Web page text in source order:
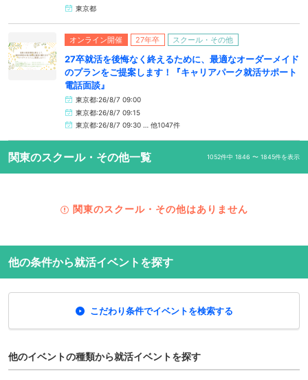
東京都
オンライン開催 27年卒 スクール・その他
27卒就活を後悔なく終えるために、最適なオーダーメイド
のプランをご提案します！『キャリアパーク就活サポート
電話面談』
東京都:26/8/7 09:00
東京都:26/8/7 09:15
東京都:26/8/7 09:30 … 他1047件
関東のスクール・その他一覧 1052件中 1846 〜 1845件を表示
関東のスクール・その他はありません
他の条件から就活イベントを探す
こだわり条件でイベントを検索する
他のイベントの種類から就活イベントを探す